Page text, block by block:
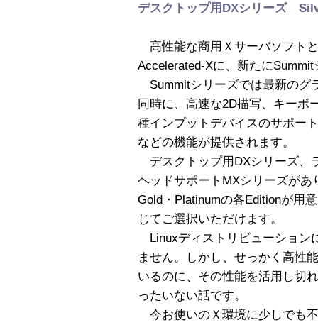
デスクトップ用DXシリーズ
高性能な商用Ｘサーバソフト
Accelerated-Xに、新たに
Summitシリーズでは最新のグ
同時に、高速な2D描写、キーボ
種インプットデバイスのサポー
などの機能が提供されます。
デスクトップ用DXシリーズ、
ヘッドサポートMXシリーズが
Gold・Platinumの各Editionが用
じてご選択いただけます。
Linuxディストリビューション
ません。しかし、せっかく高性
いるのに、その性能を活用し切
ったいない話です。
今お使いのＸ環境に少しでも